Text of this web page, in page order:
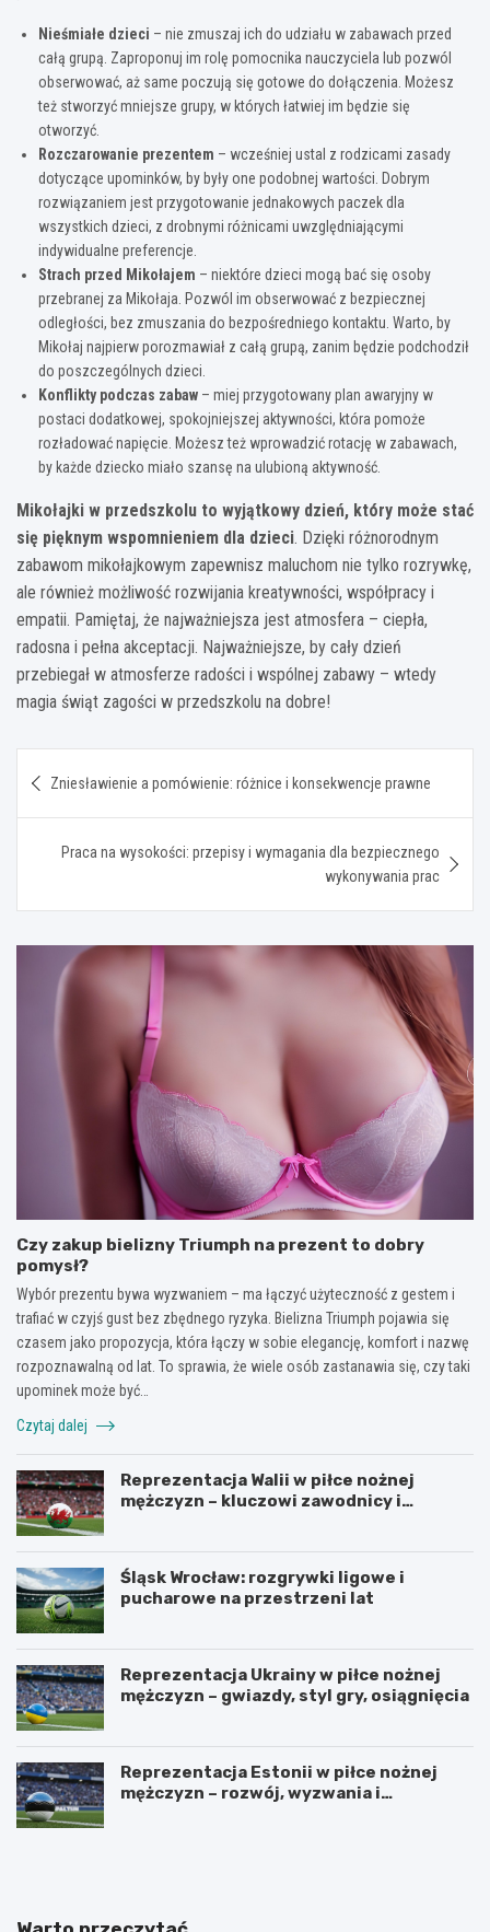
Nieśmiałe dzieci – nie zmuszaj ich do udziału w zabawach przed
całą grupą. Zaproponuj im rolę pomocnika nauczyciela lub pozwól
obserwować, aż same poczują się gotowe do dołączenia. Możesz
też stworzyć mniejsze grupy, w których łatwiej im będzie się
otworzyć.
Rozczarowanie prezentem – wcześniej ustal z rodzicami zasady
dotyczące upominków, by były one podobnej wartości. Dobrym
rozwiązaniem jest przygotowanie jednakowych paczek dla
wszystkich dzieci, z drobnymi różnicami uwzględniającymi
indywidualne preferencje.
Strach przed Mikołajem – niektóre dzieci mogą bać się osoby
przebranej za Mikołaja. Pozwól im obserwować z bezpiecznej
odległości, bez zmuszania do bezpośredniego kontaktu. Warto, by
Mikołaj najpierw porozmawiał z całą grupą, zanim będzie podchodził
do poszczególnych dzieci.
Konflikty podczas zabaw – miej przygotowany plan awaryjny w
postaci dodatkowej, spokojniejszej aktywności, która pomoże
rozładować napięcie. Możesz też wprowadzić rotację w zabawach,
by każde dziecko miało szansę na ulubioną aktywność.
Mikołajki w przedszkolu to wyjątkowy dzień, który może stać
się pięknym wspomnieniem dla dzieci. Dzięki różnorodnym
zabawom mikołajkowym zapewnisz maluchom nie tylko rozrywkę,
ale również możliwość rozwijania kreatywności, współpracy i
empatii. Pamiętaj, że najważniejsza jest atmosfera – ciepła,
radosna i pełna akceptacji. Najważniejsze, by cały dzień
przebiegał w atmosferze radości i wspólnej zabawy – wtedy
magia świąt zagości w przedszkolu na dobre!
wpisu
Zniesławienie a pomówienie: różnice i konsekwencje prawne
Praca na wysokości: przepisy i wymagania dla bezpiecznego
wykonywania prac
Czy zakup bielizny Triumph na prezent to dobry
pomysł?
Wybór prezentu bywa wyzwaniem – ma łączyć użyteczność z gestem i
trafiać w czyjś gust bez zbędnego ryzyka. Bielizna Triumph pojawia się
czasem jako propozycja, która łączy w sobie elegancję, komfort i nazwę
rozpoznawalną od lat. To sprawia, że wiele osób zastanawia się, czy taki
upominek może być…
Czytaj dalej
Reprezentacja Walii w piłce nożnej
mężczyzn – kluczowi zawodnicy i
Śląsk Wrocław: rozgrywki ligowe i
pucharowe na przestrzeni lat
Reprezentacja Ukrainy w piłce nożnej
mężczyzn – gwiazdy, styl gry, osiągnięcia
Reprezentacja Estonii w piłce nożnej
mężczyzn – rozwój, wyzwania i
U
Z